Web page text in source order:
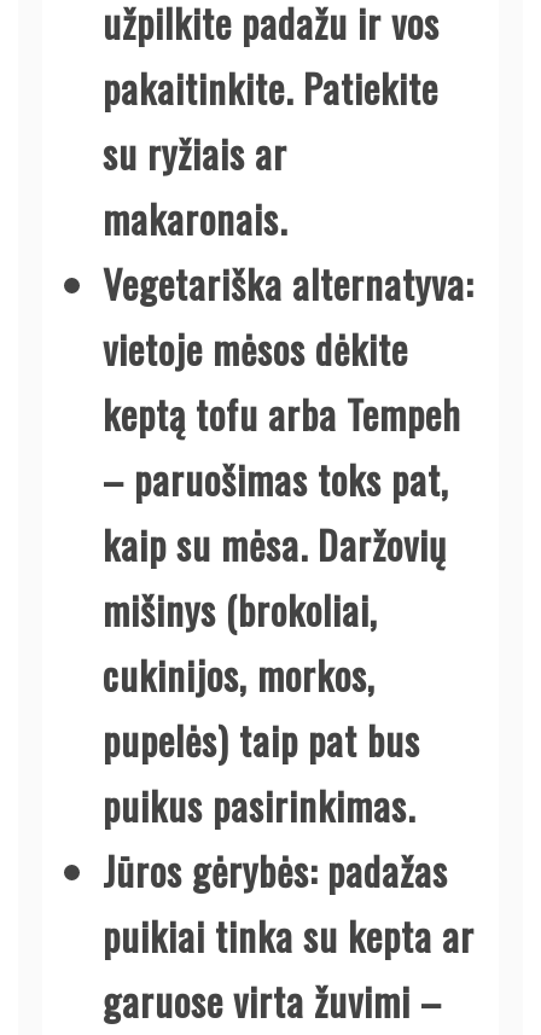
užpilkite padažu ir vos
pakaitinkite. Patiekite
su ryžiais ar
makaronais.
Vegetariška alternatyva:
vietoje mėsos dėkite
keptą tofu arba Tempeh
– paruošimas toks pat,
kaip su mėsa. Daržovių
mišinys (brokoliai,
cukinijos, morkos,
pupelės) taip pat bus
puikus pasirinkimas.
Jūros gėrybės: padažas
puikiai tinka su kepta ar
garuose virta žuvimi –